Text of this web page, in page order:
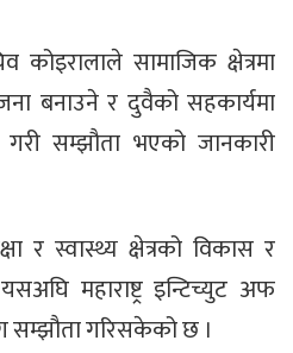
सामाजिक क्षेत्रमा
बनाउने र दुवैको सहकार्यमा
गरी सम्झौता भएको जानकारी
र स्वास्थ्य क्षेत्रको विकास र
महाराष्ट्र इन्टिच्युट अफ
सम्झौता गरिसकेको छ ।